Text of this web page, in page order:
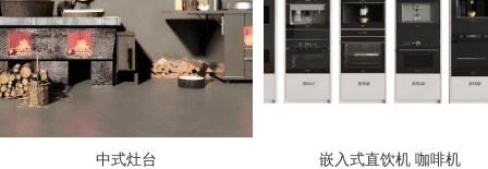
中式灶台 嵌入式直饮机 咖啡机